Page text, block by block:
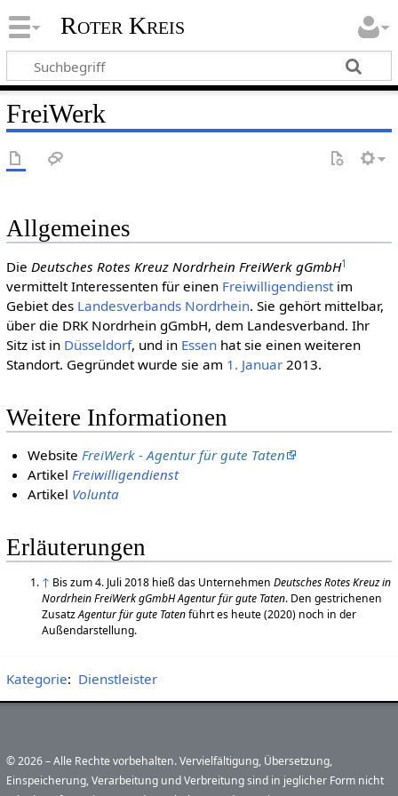
Roter Kreis
FreiWerk
Allgemeines
Die Deutsches Rotes Kreuz Nordrhein FreiWerk gGmbH1
vermittelt Interessenten für einen Freiwilligendienstim
Gebiet des Landesverbands Nordrhein. Sie gehört mittelbar,
über die DRK Nordrhein gGmbH, dem Landesverband. Ihr
Sitz ist in Düsseldorf, und in Essenhat sie einen weiteren
Standort. Gegründet wurde sie am 1. Januar2013.
Weitere Informationen
WebsiteFreiWerk - Agentur für gute Taten
ArtikelFreiwilligendienst
Artikel Volunta
Erläuterungen
↑ Bis zum 4. Juli 2018 hieß das Unternehmen Deutsches Rotes Kreuz in
Nordrhein FreiWerk gGmbH Agentur für gute Taten. Den gestrichenen
ZusatzAgentur für gute Tatenführt es heute (2020) noch in der
Außendarstellung.
Kategorie: Dienstleister
© 2026 – Alle Rechte vorbehalten. Vervielfältigung, Übersetzung,
Einspeicherung, Verarbeitung und Verbreitung sind in jeglicher Form nicht